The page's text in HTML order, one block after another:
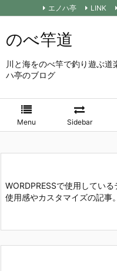
のべ竿道
川と海をのべ竿で釣り遊ぶ道
ハ亭のブログ
Menu Sidebar
エノハ亭 LINK
WORDPRESSで使用してい
使用感やカスタマイズの記事。